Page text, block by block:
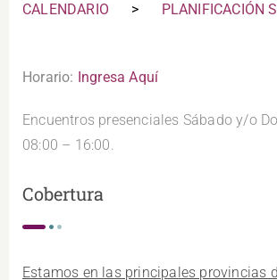
CALENDARIO > PLANIFICACIÓN
Horario: Ingresa Aquí
Encuentros presenciales Sábado y/o
08:00 – 16:00.
Cobertura
Estamos en las principales provincias